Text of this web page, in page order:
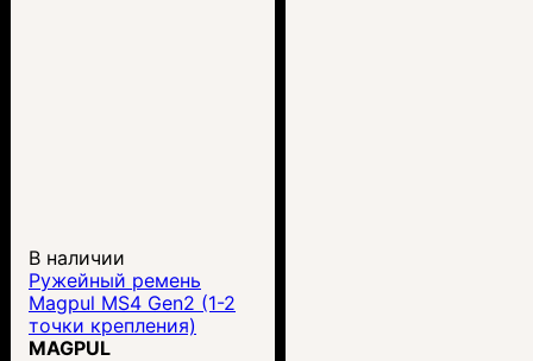
В наличии
Ружейный ремень
Magpul MS4 Gen2 (1-2
точки крепления)
MAGPUL